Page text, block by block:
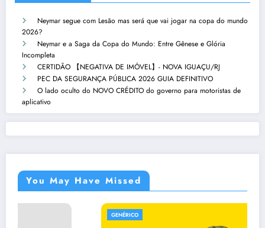
Neymar segue com Lesão mas será que vai jogar na copa do mundo
2026?
Neymar e a Saga da Copa do Mundo: Entre Gênese e Glória
Incompleta
CERTIDÃO 【NEGATIVA DE IMÓVEL】- NOVA IGUAÇU/RJ
PEC DA SEGURANÇA PÚBLICA 2026 GUIA DEFINITIVO
O lado oculto do NOVO CRÉDITO do governo para motoristas de
aplicativo
You May Have Missed